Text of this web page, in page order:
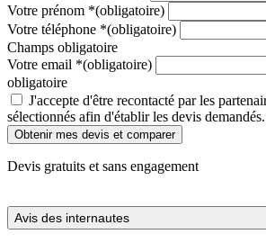
Votre prénom *(obligatoire)
Votre téléphone *(obligatoire)
Champs obligatoire
Votre email *(obligatoire)
obligatoire
J'accepte d'être recontacté par les
sélectionnés afin d'établir les devis demandés.
Devis gratuits et sans engagement
Avis des internautes